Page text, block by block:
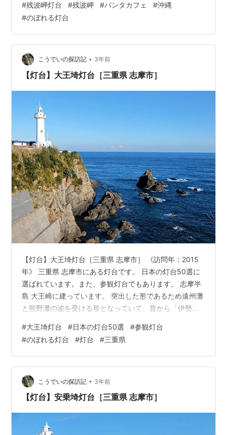
う、頂き物の、「のぼれる灯台 スタンプ帳」。 宮崎・串
間の実家じまいのとき、スタンプ帳に載っていた都井岬
灯台にも行った。 スタンプ帳のスタンプ、第1号だった。
その時の記事は、こちら・・・。 ekiin.hatenablog.com
わたしは灯台マニアではないし、どうしてもそこに行
き…
#残波岬灯台 #残波岬 #バンタカフェ #沖縄
#のぼれる灯台
こうでいの探訪記 • 3年前
【灯台】大王埼灯台［三重県 志摩市］
【灯台】大王埼灯台［三重県 志摩市］ 《訪問年：2015
年》 三重県 志摩市にある灯台です。 日本の灯台50選に
選ばれています。また、参観灯台でもあります。 志摩半
島 大王崎に建っています。 突出した形であるため遠州灘
と熊野灘の波を受ける形となっていて、昔から「伊勢の
唄われる程の難所のひとつでした。 初点灯は1927年（昭
和2年）です。 古くからの難所であったのに加え、1913
年（大正2年）にサンマ漁船が遭難、1918年（大正5年）
には日本海軍の防護巡洋艦「音羽」が大王岩にて座礁沈
没する事故が発生し灯台建設に至りました。 近年まで
「燈台守」が詰…
#大王埼灯台 #日本の灯台50選 #参観灯台
#のぼれる灯台 #灯台 #三重県
こうでいの探訪記 • 3年前
【灯台】安乗埼灯台［三重県 志摩市］